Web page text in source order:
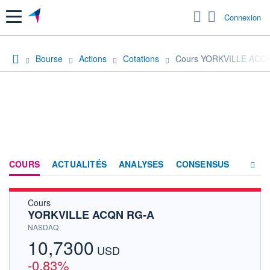
Menu Connexion
Bourse Actions Cotations Cours YORKVILLE
COURS ACTUALITÉS ANALYSES CONSENSUS
Cours
YORKVILLE ACQN RG-A
NASDAQ
10,7300 USD
-0,83%